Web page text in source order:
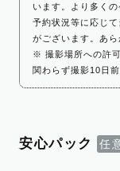
います。より多く
予約状況等に応じ
がございます。あら
※ 撮影場所への許
関わらず撮影10日
安心パック